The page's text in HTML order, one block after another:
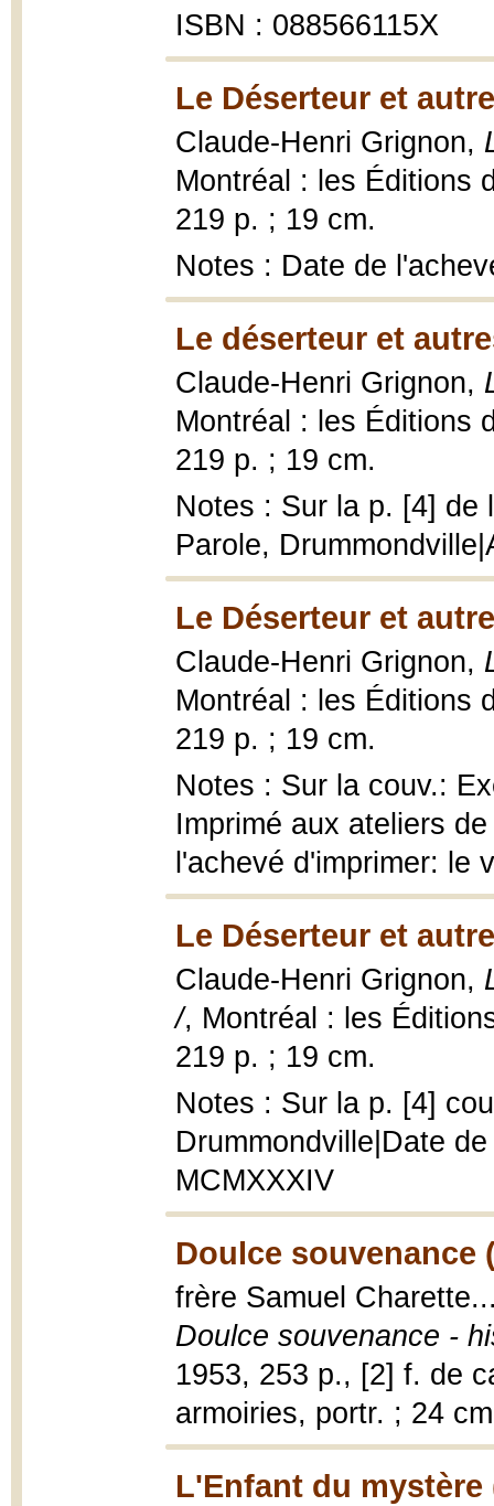
ISBN : 088566115X
Le Déserteur et
Claude-Henri Grignon,
Montréal : les Éditions
219 p. ; 19 cm.
Notes : Date de
Le déserteur et
Claude-Henri Grignon,
Montréal : les Éditions
219 p. ; 19 cm.
Notes : Sur la p. [4] de
Parole,
Le Déserteur et
Claude-Henri Grignon,
Montréal : les Éditions
219 p. ; 19 cm.
Notes : Sur la couv.:
Imprimé aux ateliers
l'achevé d'imprimer: le
Le Déserteur et
Claude-Henri Grignon,
/, Montréal : les
219 p. ; 19 cm.
Notes : Sur la p. [4]
Drummondville|Date
MCMXXXIV
Doulce souvenance
frère Samuel
Doulce souvenance -
1953, 253 p., [2] f. de
armoiries, portr. ; 24
L'Enfant du mystère